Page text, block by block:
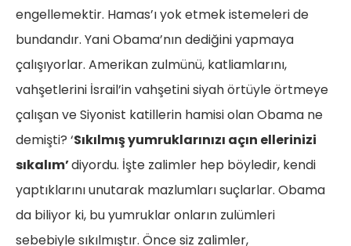
engellemektir. Hamas’ı yok etmek istemeleri de
bundandır. Yani Obama’nın dediğini yapmaya
çalışıyorlar. Amerikan zulmünü, katliamlarını,
vahşetlerini İsrail’in vahşetini siyah örtüyle örtmeye
çalışan ve Siyonist katillerin hamisi olan Obama ne
demişti? ‘Sıkılmış yumruklarınızı açın ellerinizi
sıkalım’diyordu. İşte zalimler hep böyledir, kendi
yaptıklarını unutarak mazlumları suçlarlar. Obama
da biliyor ki, bu yumruklar onların zulümleri
sebebiyle sıkılmıştır. Önce siz zalimler,